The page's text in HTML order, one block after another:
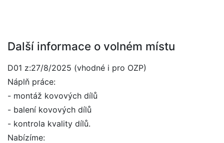
Další informace o volném místu
D01 z:27/8/2025 (vhodné i pro OZP)
Náplň práce:
- montáž kovových dílů
- balení kovových dílů
- kontrola kvality dílů.
Nabízíme: